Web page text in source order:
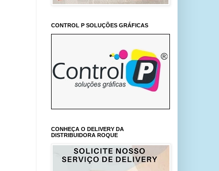
CONTROL P SOLUÇÕES GRÁFICAS
CONHEÇA O DELIVERY DA
DISTRIBUIDORA ROQUE